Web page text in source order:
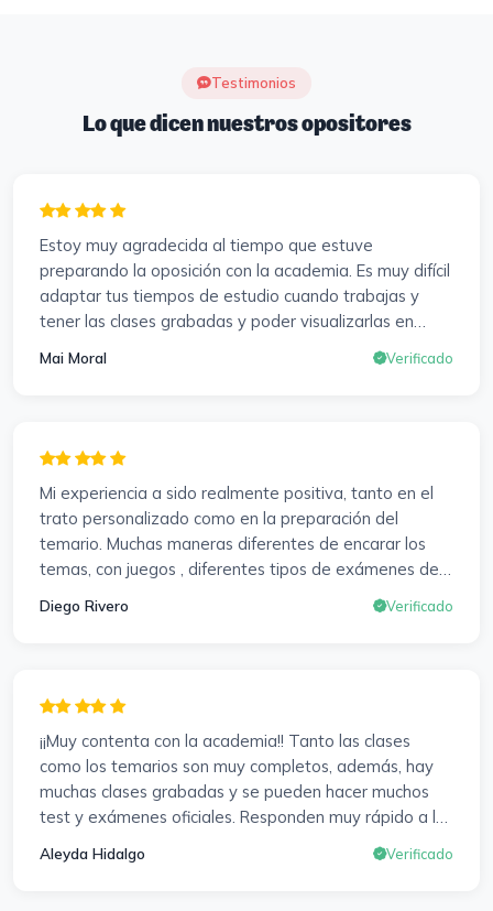
Testimonios
Lo que dicen nuestros opositores
Estoy muy agradecida al tiempo que estuve
preparando la oposición con la academia. Es muy difícil
adaptar tus tiempos de estudio cuando trabajas y
tener las clases grabadas y poder visualizarlas en
cualquier momento y las veces que sea necesario, se
agradece mucho. Sabemos que el trabajo de estudio
profesores accesibles, atentos y dispuestos para
resolver dudas, se agradece. Incluso se ofrecieron a
ayudarme a buscar impugnaciones de preguntas del
examen para subir nota. Gracias Vanesa y Pablo.
Mai Moral Verificado
Mi experiencia a sido realmente positiva, tanto en el
trato personalizado como en la preparación del
temario. Muchas maneras diferentes de encarar los
temas, con juegos , diferentes tipos de exámenes de
preparación y un temario muy al día. Una experiencia
muy positiva en todos los sentidos.
Diego Rivero Verificado
¡¡Muy contenta con la academia!! Tanto las clases
como los temarios son muy completos, además, hay
muchas clases grabadas y se pueden hacer muchos
test y exámenes oficiales. Responden muy rápido a los
correros y cada pocos días hay seminarios. Lo vuelvo a
decir, ¡¡Muy Contenta!!
Aleyda Hidalgo Verificado